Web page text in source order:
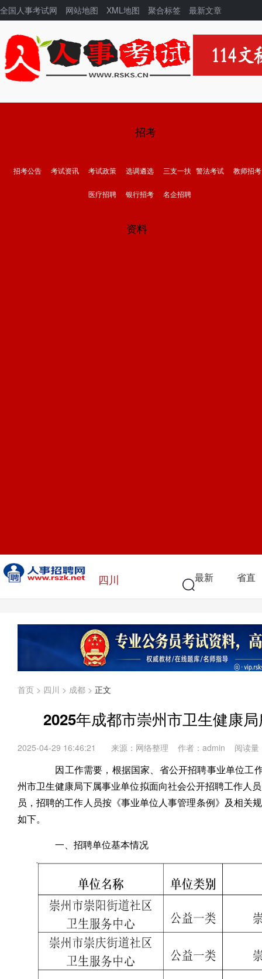
全国人事考试网 网站地图 XML地图 聚合标签 最新文章
招考
招考公告 考试资讯 考试政策 选调遴选 三支一扶 警法考试 教师招考
医疗招聘 银行招考 名企招聘
资料
四川 最新 省直
首页 > 四川 > 成都 > 正文
2025年成都市崇州市卫生健康
2025-04-29 16:46:21 来源：网络整理 作者：admin 阅读量
因工作需要，根据国家、省公开招聘事业单位工
州市卫生健康局下属事业单位拟面向社会公开招聘工作人
员，招聘的工作人员按《事业单位人事管理条例》及相关
如下。
一、招聘单位基本情况